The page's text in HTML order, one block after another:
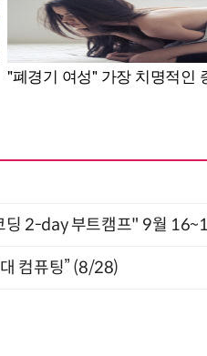
2-day 부트캠프" 9월
컴퓨팅” (8/28)